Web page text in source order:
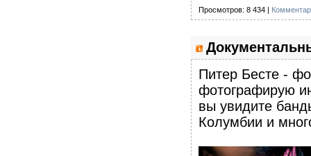
Просмотров: 8 434 |
Питер Бесте -
фотографирую
вы увидите
Колумбии и